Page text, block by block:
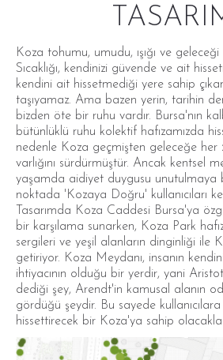
Koza tohumu, umudu, ışığı ve
Sıcaklığı, kendinizi güvende ve ait
kendini ait hissetmediği yere sahip
taşıyamaz. Ama bazen yerin, tarihin
bizden öte bir ruhu vardır. Bursa'nın
bütünlüklü ruhu kolektif hafızamızda
nedenle Koza geçmişten geleceğe her
varlığını sürdürmüştür. Ancak kentsel
yaşamda aidiyet duygusu unutulmaya
noktada 'Kozaya Doğru' kullanıcıları
Tasarımda Koza Caddesi Bursa'ya
bir karşılama sunarken, Koza Park
sergileri ve yeşil alanların dinginliği ile
getiriyor. Koza Meydanı, insanın
ihtiyacının olduğu bir yerdir, yani
dediği şey, Arendt'in kamusal alanın
gördüğü şeydir. Bu sayede kullanıcılara
hissettirecek bir Koza'ya sahip